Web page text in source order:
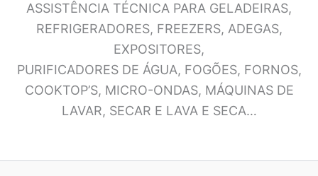
ASSISTÊNCIA TÉCNICA PARA GELADEIRAS,
REFRIGERADORES, FREEZERS, ADEGAS,
EXPOSITORES,
PURIFICADORES DE ÁGUA, FOGÕES, FORNOS,
COOKTOP’S, MICRO-ONDAS, MÁQUINAS DE
LAVAR, SECAR E LAVA E SECA…